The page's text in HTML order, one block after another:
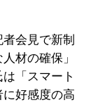
会見で新制
材の確保」
「スマート
好感度の高